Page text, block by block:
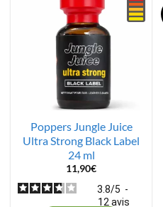
Poppers Jungle Juice
Ultra Strong Black Label
24 ml
11,90€
3.8/5 -
12 avis